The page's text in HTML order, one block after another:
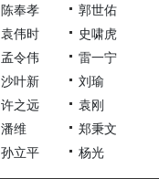
陈奉孝
郭世佑
袁伟时
史啸虎
孟令伟
雷一宁
沙叶新
刘瑜
许之远
袁刚
潘维
郑秉文
孙立平 杨光